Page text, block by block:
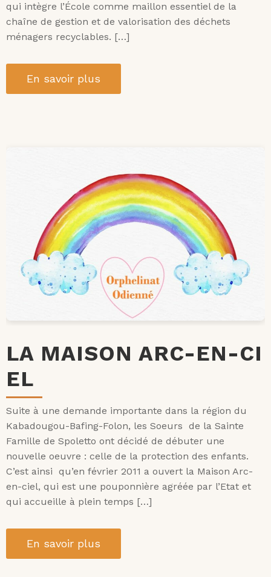
qui intègre l’École comme maillon essentiel de la
chaîne de gestion et de valorisation des déchets
ménagers recyclables. […]
En savoir plus
LA MAISON ARC-EN-CI
EL
Suite à une demande importante dans la région du
Kabadougou-Bafing-Folon, les Soeurs de la Sainte
Famille de Spoletto ont décidé de débuter une
nouvelle oeuvre : celle de la protection des enfants.
C’est ainsi qu’en février 2011 a ouvert la Maison Arc-
en-ciel, qui est une pouponnière agréée par l’Etat et
qui accueille à plein temps […]
En savoir plus